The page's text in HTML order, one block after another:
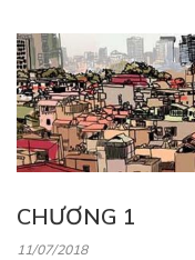
CHƯƠNG 1
11/07/2018